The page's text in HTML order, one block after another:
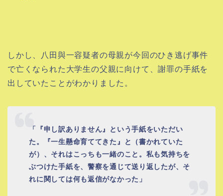
しかし、八田與一容疑者の母親が今回のひき逃げ事件
で亡くなられた大学生の父親に向けて、謝罪の手紙を
出していたことがわかりました。
「『申し訳ありません』という手紙をいただい
た。『一生懸命育ててきた』と（書かれていた
が）、それはこっちも一緒のこと。私も気持ちを
ぶつけた手紙を、警察を通じて送り返したが、そ
れに関しては何も返信がなかった」